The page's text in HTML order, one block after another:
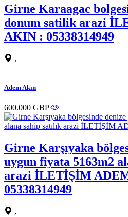
Girne Karaagac
donum satilik arazi
AKIN : 05338314949
,
Adem Akın
600.000 GBP
Girne Karşıyaka
uygun fiyata 5163m2
arazi İLETİŞİM
05338314949
,